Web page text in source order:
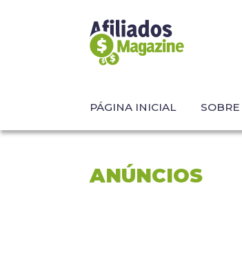
PÁGINA INICIAL
ANÚNCIOS